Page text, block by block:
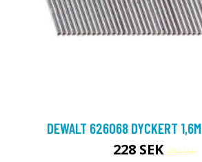
DEWALT 626068 DYCKERT
228 SEK254 SEK